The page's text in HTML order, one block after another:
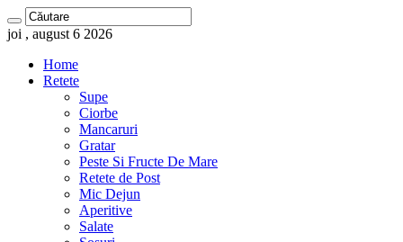
joi , august 6 2026
Home
Retete
Supe
Ciorbe
Mancaruri
Gratar
Peste Si Fructe De Mare
Retete de Post
Mic Dejun
Aperitive
Salate